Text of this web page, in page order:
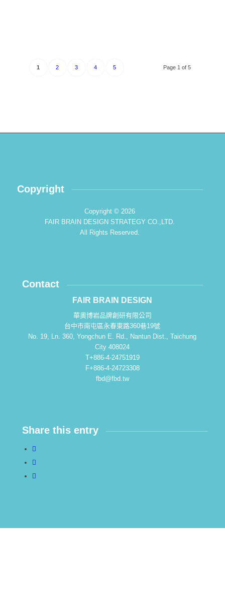
Page 1 of 5
1 2 3 4 5
Copyright
Copyright © 2026
FAIR BRAIN DESIGN STRATEGY CO.,LTD.
All Rights Reserved.
Contact
FAIR BRAIN DESIGN
華奧博岩品牌創研有限公司
台中市南屯區永春東路360巷19號
No. 19, Ln. 360, Yongchun E. Rd., Nantun Dist., Taichung
City 408024
T+886-4-24751919
F+886-4-24723308
fbd@fbd.tw
Share this entry